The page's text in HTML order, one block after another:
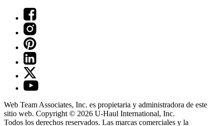
Web Team Associates, Inc. es propietaria y administradora de este
sitio web. Copyright © 2026 U-Haul International, Inc.
Todos los derechos reservados. Las marcas comerciales y la